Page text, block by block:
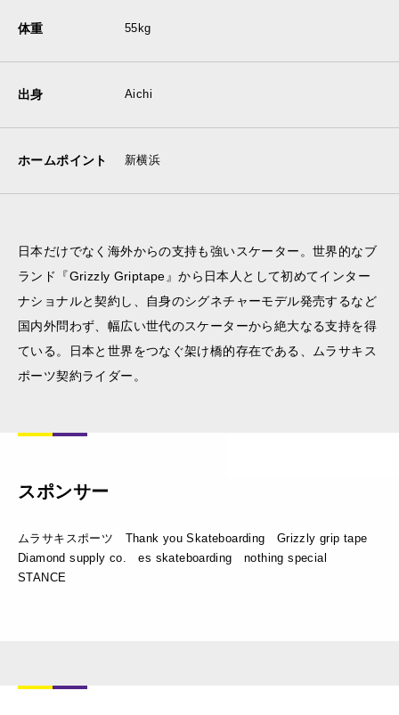
体重 55kg
出身 Aichi
ホームポイント 新横浜
日本だけでなく海外からの支持も強いスケーター。世界的なブ
ランド『Grizzly Griptape』から日本人として初めてインター
ナショナルと契約し、自身のシグネチャーモデル発売するなど
国内外問わず、幅広い世代のスケーターから絶大なる支持を得
ている。日本と世界をつなぐ架け橋的存在である、ムラサキス
ポーツ契約ライダー。
スポンサー
ムラサキスポーツ Thank you Skateboarding Grizzly grip tape
Diamond supply co. es skateboarding nothing special
STANCE